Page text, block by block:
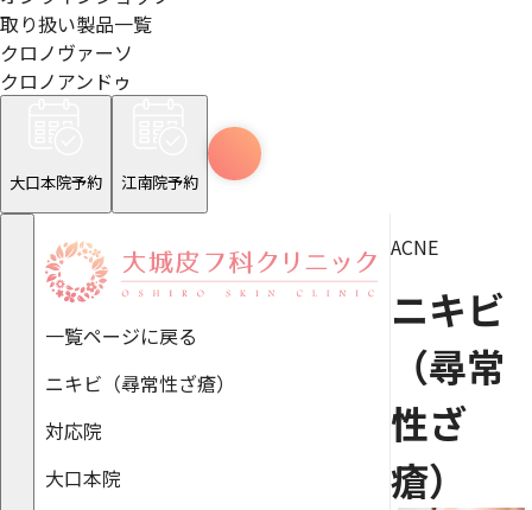
取り扱い製品一覧
クロノヴァーソ
クロノアンドゥ
大口本院予約 江南院予約
一覧ページに戻る
ニキビ（尋常性ざ瘡）
対応院
大口本院
ACNE
ニキビ
（尋常
性ざ
瘡）